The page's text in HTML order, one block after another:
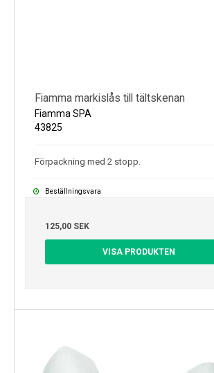
Fiamma markislås till tältskenan
Fiamma SPA
43825
Förpackning med 2 stopp.
Beställningsvara
125,00 SEK
VISA PRODUKTEN